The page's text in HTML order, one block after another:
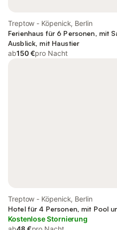
Treptow - Köpenick, Berlin
Ferienhaus für 6 Personen, mit
Ausblick, mit Haustier
ab150 €pro Nacht
Treptow - Köpenick, Berlin
Hotel für 4 Personen, mit Pool
Kostenlose Stornierung